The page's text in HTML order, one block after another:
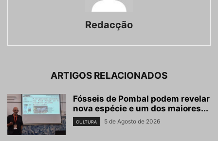
Redacção
ARTIGOS RELACIONADOS
Fósseis de Pombal podem revelar
nova espécie e um dos maiores...
CULTURA 5 de Agosto de 2026